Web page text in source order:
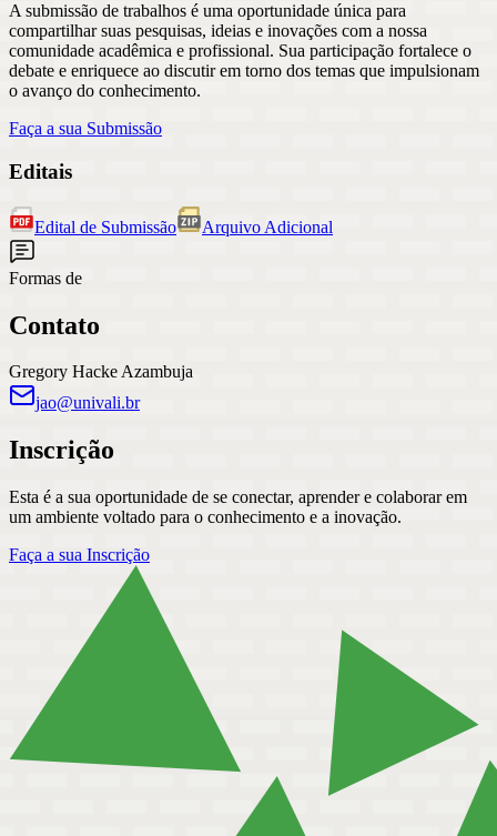
A submissão de trabalhos é uma oportunidade única para
compartilhar suas pesquisas, ideias e inovações com a nossa
comunidade acadêmica e profissional. Sua participação fortalece o
debate e enriquece ao discutir em torno dos temas que impulsionam
o avanço do conhecimento.
Faça a sua Submissão
Editais
Edital de Submissão Arquivo Adicional
Formas de
Contato
Gregory Hacke Azambuja
jao@univali.br
Inscrição
Esta é a sua oportunidade de se conectar, aprender e colaborar em
um ambiente voltado para o conhecimento e a inovação.
Faça a sua Inscrição